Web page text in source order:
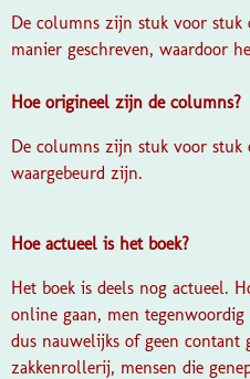
De columns zijn stuk voor stuk
manier geschreven, waardoor
Hoe origineel zijn de columns?
De columns zijn stuk voor stuk
waargebeurd zijn.
Hoe actueel is het boek?
Het boek is deels nog actueel.
online gaan, men
dus nauwelijks of geen contant
zakkenrollerij, mensen die